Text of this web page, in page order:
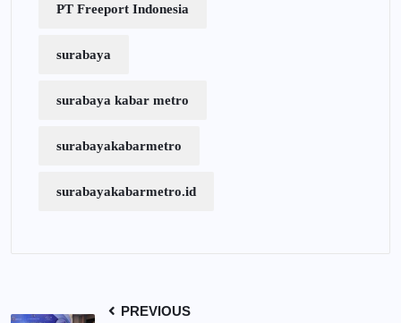
PT Freeport Indonesia
surabaya
surabaya kabar metro
surabayakabarmetro
surabayakabarmetro.id
PREVIOUS